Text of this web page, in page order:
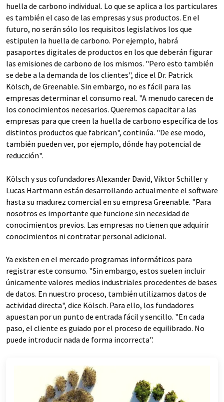
huella de carbono individual. Lo que se aplica a los particulares
es también el caso de las empresas y sus productos. En el
futuro, no serán sólo los requisitos legislativos los que
estipulen la huella de carbono. Por ejemplo, habrá
pasaportes digitales de productos en los que deberán figurar
las emisiones de carbono de los mismos. "Pero esto también
se debe a la demanda de los clientes", dice el Dr. Patrick
Kölsch, de Greenable. Sin embargo, no es fácil para las
empresas determinar el consumo real. "A menudo carecen de
los conocimientos necesarios. Queremos capacitar a las
empresas para que creen la huella de carbono específica de los
distintos productos que fabrican", continúa. "De ese modo,
también pueden ver, por ejemplo, dónde hay potencial de
reducción".
Kölsch y sus cofundadores Alexander David, Viktor Schiller y
Lucas Hartmann están desarrollando actualmente el software
hasta su madurez comercial en su empresa Greenable. "Para
nosotros es importante que funcione sin necesidad de
conocimientos previos. Las empresas no tienen que adquirir
conocimientos ni contratar personal adicional.
Ya existen en el mercado programas informáticos para
registrar este consumo. "Sin embargo, estos suelen incluir
únicamente valores medios industriales procedentes de bases
de datos. En nuestro proceso, también utilizamos datos de
actividad directa", dice Kölsch. Para ello, los fundadores
apuestan por un punto de entrada fácil y sencillo. "En cada
paso, el cliente es guiado por el proceso de equilibrado. No
puede introducir nada de forma incorrecta".